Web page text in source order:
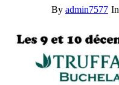
By admin7577 In